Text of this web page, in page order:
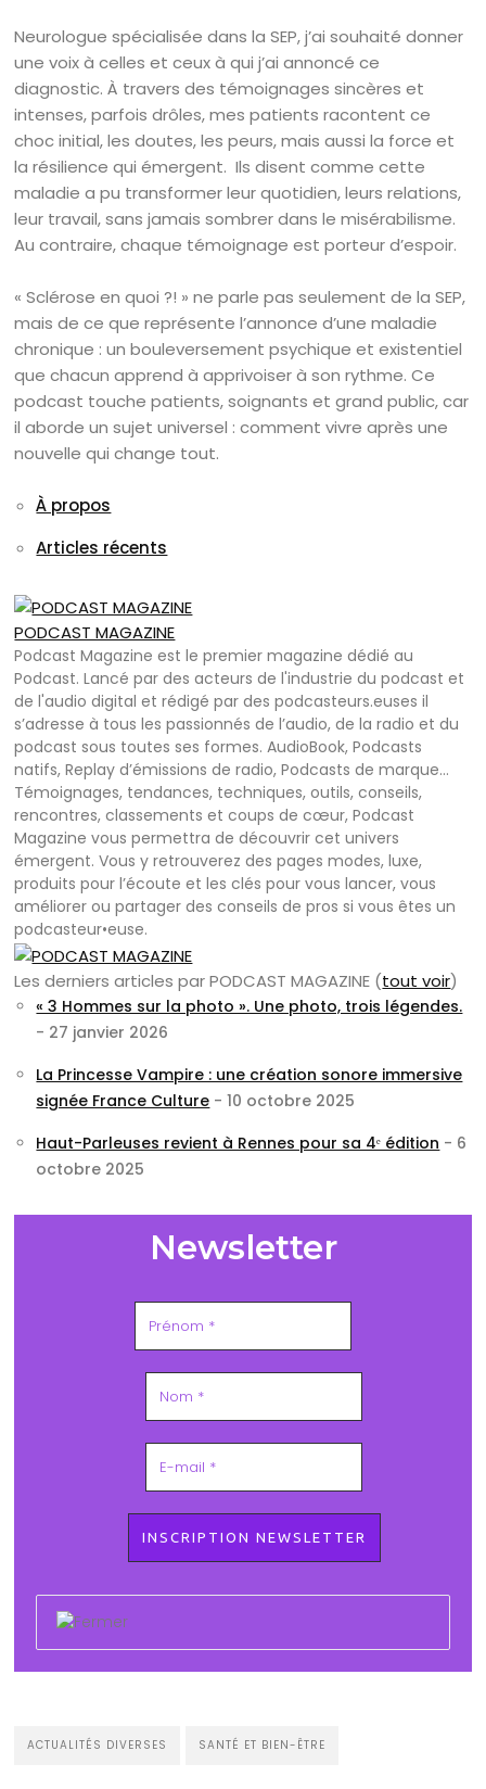
Neurologue spécialisée dans la SEP, j’ai souhaité donner
une voix à celles et ceux à qui j’ai annoncé ce
diagnostic. À travers des témoignages sincères et
intenses, parfois drôles, mes patients racontent ce
choc initial, les doutes, les peurs, mais aussi la force et
la résilience qui émergent. Ils disent comme cette
maladie a pu transformer leur quotidien, leurs relations,
leur travail, sans jamais sombrer dans le misérabilisme.
Au contraire, chaque témoignage est porteur d’espoir.
« Sclérose en quoi ?! » ne parle pas seulement de la SEP,
mais de ce que représente l’annonce d’une maladie
chronique : un bouleversement psychique et existentiel
que chacun apprend à apprivoiser à son rythme. Ce
podcast touche patients, soignants et grand public, car
il aborde un sujet universel : comment vivre après une
nouvelle qui change tout.
À propos
Articles récents
PODCAST MAGAZINE
Podcast Magazine est le premier magazine dédié au
Podcast. Lancé par des acteurs de l'industrie du podcast et
de l'audio digital et rédigé par des podcasteurs.euses il
s’adresse à tous les passionnés de l’audio, de la radio et du
podcast sous toutes ses formes. AudioBook, Podcasts
natifs, Replay d’émissions de radio, Podcasts de marque…
Témoignages, tendances, techniques, outils, conseils,
rencontres, classements et coups de cœur, Podcast
Magazine vous permettra de découvrir cet univers
émergent. Vous y retrouverez des pages modes, luxe,
produits pour l’écoute et les clés pour vous lancer, vous
améliorer ou partager des conseils de pros si vous êtes un
podcasteur•euse.
Les derniers articles par PODCAST MAGAZINE (tout voir)
« 3 Hommes sur la photo ». Une photo, trois légendes.
- 27 janvier 2026
La Princesse Vampire : une création sonore immersive
signée France Culture - 10 octobre 2025
Haut-Parleuses revient à Rennes pour sa 4ᵉ édition - 6
octobre 2025
Newsletter
ACTUALITÉS DIVERSES SANTÉ ET BIEN-ÊTRE